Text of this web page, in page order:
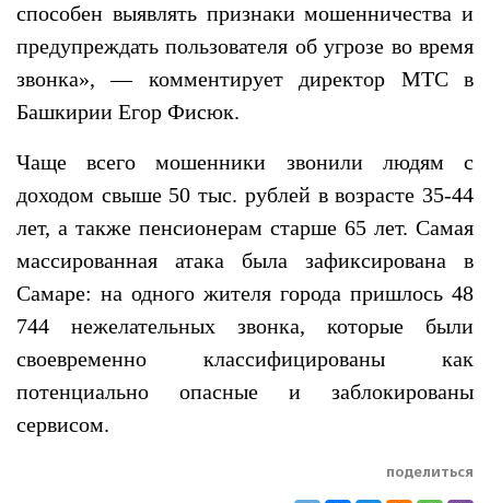
способен выявлять признаки мошенничества и
предупреждать пользователя об угрозе во время
звонка», — комментирует директор МТС в
Башкирии Егор Фисюк.
Чаще всего мошенники звонили людям с
доходом свыше 50 тыс. рублей в возрасте 35-44
лет, а также пенсионерам старше 65 лет. Самая
массированная атака была зафиксирована в
Самаре: на одного жителя города пришлось 48
744 нежелательных звонка, которые были
своевременно классифицированы как
потенциально опасные и заблокированы
сервисом.
поделиться